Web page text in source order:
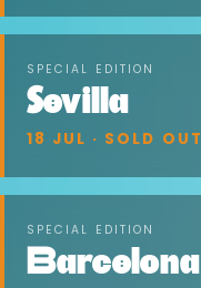
SPECIAL EDITION
Sevilla
18 JUL · SOLD OUT
SPECIAL EDITION
Barcelona